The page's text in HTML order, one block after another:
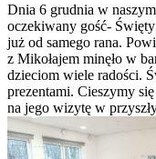
Dnia 6 grudnia w
oczekiwany gość-
już od samego rana.
z Mikołajem minęło w
dzieciom wiele radości.
prezentami. Cieszymy
na jego wizytę w